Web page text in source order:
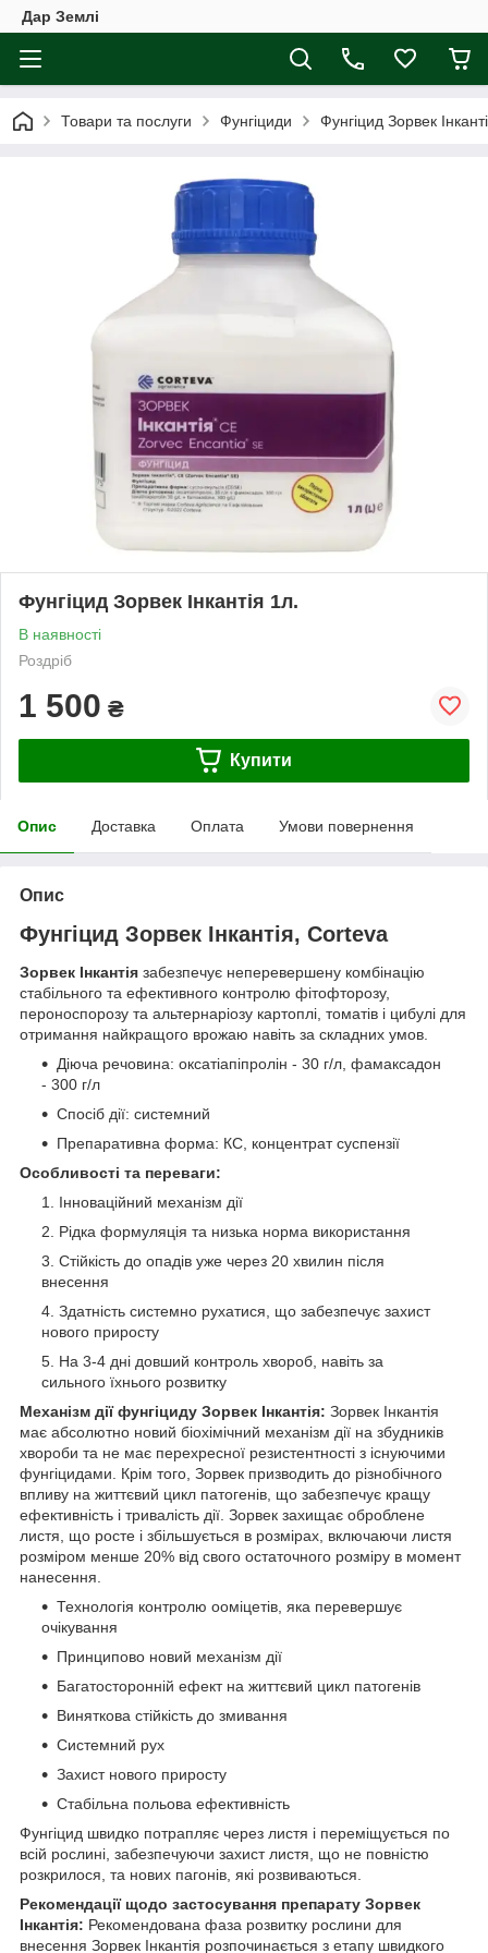
Дар Землі
Товари та послуги Фунгіциди Фунгіцид Зорвек
Фунгіцид Зорвек Інкантія 1л.
В наявності
Роздріб
1 500 ₴
Купити
Опис Доставка Оплата Умови повернення
Опис
Фунгіцид Зорвек Інкантія, Corteva
Зорвек Інкантія забезпечує неперевершену комбінацію
стабільного та ефективного контролю фітофторозу,
пероноспорозу та альтернаріозу картоплі, томатів і цибулі для
отримання найкращого врожаю навіть за складних умов.
Діюча речовина: оксатіапіпролін - 30 г/л, фамаксадон
- 300 г/л
Спосіб дії: системний
Препаративна форма: КС, концентрат суспензії
Особливості та переваги:
Інноваційний механізм дії
Рідка формуляція та низька норма використання
Стійкість до опадів уже через 20 хвилин після
внесення
Здатність системно рухатися, що забезпечує захист
нового приросту
На 3-4 дні довший контроль хвороб, навіть за
сильного їхнього розвитку
Механізм дії фунгіциду Зорвек Інкантія: Зорвек Інкантія
має абсолютно новий біохімічний механізм дії на збудників
хвороби та не має перехресної резистентності з існуючими
фунгіцидами. Крім того, Зорвек призводить до різнобічного
впливу на життєвий цикл патогенів, що забезпечує кращу
ефективність і тривалість дії. Зорвек захищає оброблене
листя, що росте і збільшується в розмірах, включаючи листя
розміром менше 20% від свого остаточного розміру в момент
нанесення.
Технологія контролю ооміцетів, яка перевершує
очікування
Принципово новий механізм дії
Багатосторонній ефект на життєвий цикл патогенів
Виняткова стійкість до змивання
Системний рух
Захист нового приросту
Стабільна польова ефективність
Фунгіцид швидко потрапляє через листя і переміщується по
всій рослині, забезпечуючи захист листя, що не повністю
розкрилося, та нових пагонів, які розвиваються.
Рекомендації щодо застосування препарату Зорвек
Інкантія: Рекомендована фаза розвитку рослини для
внесення Зорвек Інкантія розпочинається з етапу швидкого